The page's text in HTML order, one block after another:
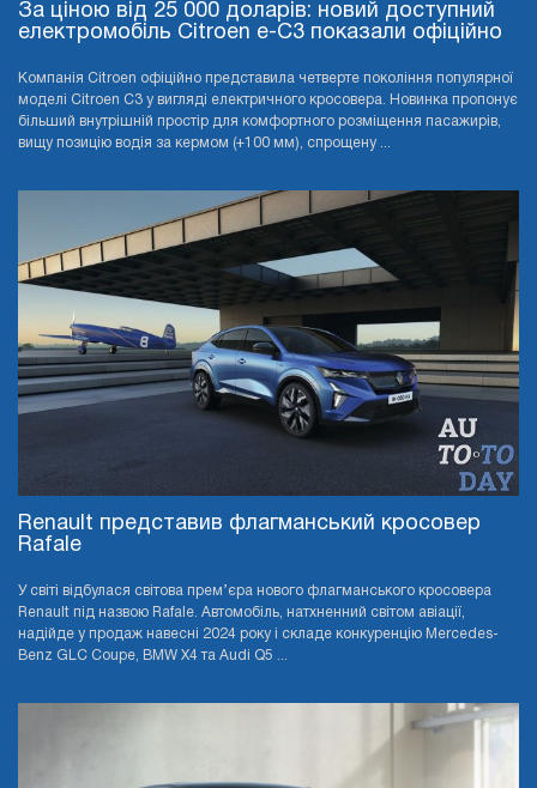
За ціною від 25 000 доларів: новий доступний
електромобіль Citroen e-C3 показали офіційно
Компанія Citroen офіційно представила четверте покоління популярної
моделі Citroen C3 у вигляді електричного кросовера. Новинка пропонує
більший внутрішній простір для комфортного розміщення пасажирів,
вищу позицію водія за кермом (+100 мм), спрощену ...
Renault представив флагманський кросовер
Rafale
У світі відбулася світова прем’єра нового флагманського кросовера
Renault під назвою Rafale. Автомобіль, натхненний світом авіації,
надійде у продаж навесні 2024 року і складе конкуренцію Mercedes-
Benz GLC Coupe, BMW X4 та Audi Q5 ...